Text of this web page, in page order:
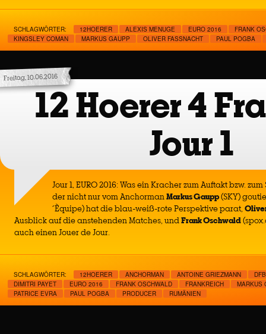
SCHLAGWÖRTER: 12HOERER ALEXIS MENUGE EURO 2016
FRANK
KINGSLEY COMAN
MARKUS GAUPP OLIVER FASSNACHT PAUL POGBA
Freitag, 10.06.2016
12 Hoerer 4
Jour 1
Jour 1, EURO 2016: Was ein Kracher zum Auftakt bzw.
der nicht nur vom AnchormanMarkus Gaupp(SKY)
´Èquipe) hat die blau-weiß-rote Perspektive parat,
Ausblick auf die anstehenden Matches, undFrank Oschwald
auch einen Jouer de Jour.
SCHLAGWÖRTER: 12HOERER ANCHORMAN ANTOINE GRIEZMANN
DIMITRI PAYET
EURO 2016 FRANK OSCHWALD FRANKREICH
MARKUS
PATRICE EVRA
PAUL POGBA PRODUCER RUMÄNIEN